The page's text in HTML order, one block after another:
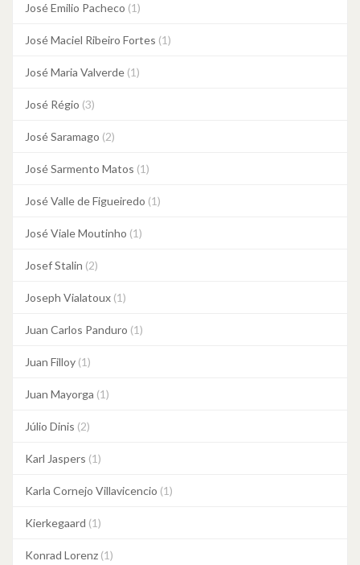
José Emilio Pacheco (1)
José Maciel Ribeiro Fortes (1)
José Maria Valverde (1)
José Régio (3)
José Saramago (2)
José Sarmento Matos (1)
José Valle de Figueiredo (1)
José Viale Moutinho (1)
Josef Stalin (2)
Joseph Vialatoux (1)
Juan Carlos Panduro (1)
Juan Filloy (1)
Juan Mayorga (1)
Júlio Dinis (2)
Karl Jaspers (1)
Karla Cornejo Villavicencio (1)
Kierkegaard (1)
Konrad Lorenz (1)